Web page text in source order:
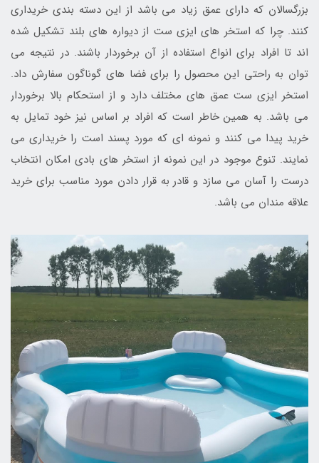
بزرگسالان که دارای عمق زیاد می باشد از این دسته بندی خریداری
کنند. چرا که استخر های ایزی ست از دیواره های بلند تشکیل شده
اند تا افراد برای انواع استفاده از آن برخوردار باشند. در نتیجه می
توان به راحتی این محصول را برای فضا های گوناگون سفارش داد.
استخر ایزی ست عمق های مختلف دارد و از استحکام بالا برخوردار
می باشد. به همین خاطر است که افراد بر اساس نیز خود تمایل به
خرید پیدا می کنند و نمونه ای که مورد پسند است را خریداری می
نمایند. تنوع موجود در این نمونه از استخر های بادی امکان انتخاب
درست را آسان می سازد و قادر به قرار دادن مورد مناسب برای خرید
علاقه مندان می باشد.